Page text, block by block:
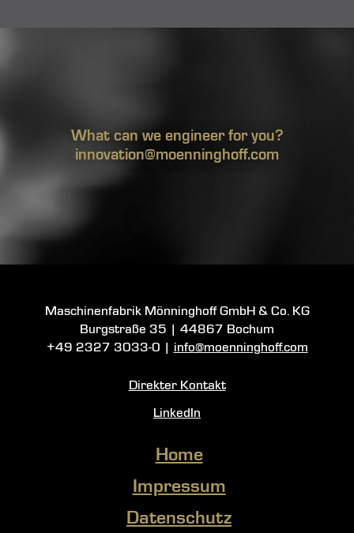
What can we engineer for you?
innovation@moenninghoff.com
Maschinenfabrik Mönninghoff GmbH & Co. KG
Burgstraße 35
44867 Bochum
+49 2327 3033-0
info@moenninghoff.com
Direkter Kontakt
LinkedIn
Home
Impressum
Datenschutz